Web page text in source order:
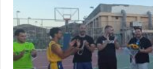
πρόεδρο
του
Άρη
Σύρου
Αντώνη
Βαρθαλίτη